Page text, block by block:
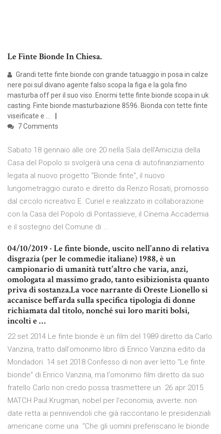
Le Finte Bionde In Chiesa.
Grandi tette finte bionde con grande tatuaggio in posa in calze
nere poi sul divano agente falso scopa la figa e la gola fino
masturba off per il suo viso. Enormi tette finte bionde scopa in uk
casting. Finte bionde masturbazione 8596. Bionda con tette finte
viseificate e …
7 Comments
Sabato 18 gennaio alle ore 20 nella Sala dell’Amicizia della
Casa del Popolo si svolgerà una cena di autofinanziamento
legata al nuovo progetto “Bionde finte”, il nuovo
lungometraggio curato e diretto da Renzo Rosati, promosso
dal circolo ricreativo E. Curiel e realizzato in collaborazione
con la Casa del Popolo di Pontassieve, il Cinema Accademia
e il sostegno del Comune di …
04/10/2019 · Le finte bionde, uscito nell'anno di relativa
disgrazia (per le commedie italiane) 1988, è un
campionario di umanità tutt'altro che varia, anzi,
omologata al massimo grado, tanto esibizionista quanto
priva di sostanza.La voce narrante di Oreste Lionello si
accanisce beffarda sulla specifica tipologia di donne
richiamata dal titolo, nonché sui loro mariti bolsi,
incolti e …
22 set 2014 Le finte bionde è un film del 1989 diretto da Carlo
Vanzina, tratto dall'omonimo libro di Enrico Vanzina edito da
Mondadori. 14 set 2018 Confesso di non aver letto “Le finte
bionde” di Enrico Vanzina, ma l'omonimo film diretto da suo
fratello Carlo non credo possa trasmettere un 26 apr 2015
MATCH Paul Krugman, nobel per l'economia, avverte: non
date retta ai pennivendoli che già raccontano le presidenziali
americane come una “Che gli uomini preferiscano le bionde